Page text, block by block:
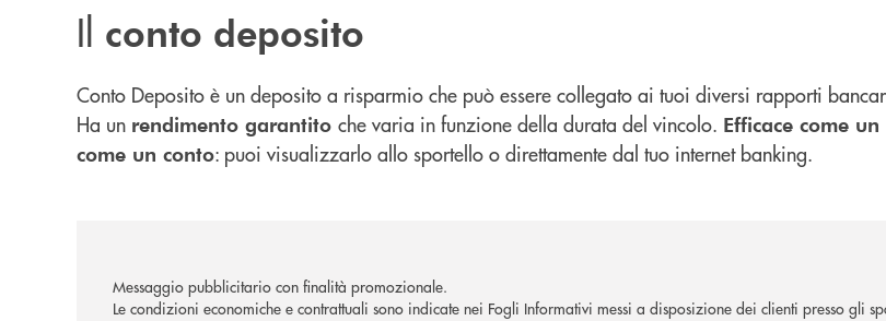
Il conto deposito
Conto Deposito è un deposito a risparmio che può essere collegato ai tuoi diversi rapporti
Ha un rendimento garantito che varia in funzione della durata del vincolo. Efficace come
come un conto: puoi visualizzarlo allo sportello o direttamente dal tuo internet banking.
Messaggio pubblicitario con finalità promozionale.
Le condizioni economiche e contrattuali sono indicate nei Fogli Informativi messi a disposizione dei clienti presso gli